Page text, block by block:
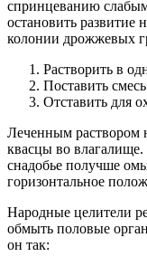
спринцеванию
остановить развитие
колонии дрожжевых
Растворить в
Поставить
Отставить для
Леченным раствором
квасцы во
снадобье получше
горизонтальное
Народные целители
обмыть половые
он так: